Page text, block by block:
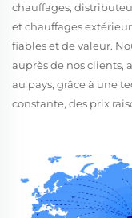
chauffages,
et chauffages
fiables et de valeur.
auprès de nos clients,
au pays, grâce à une
constante, des prix